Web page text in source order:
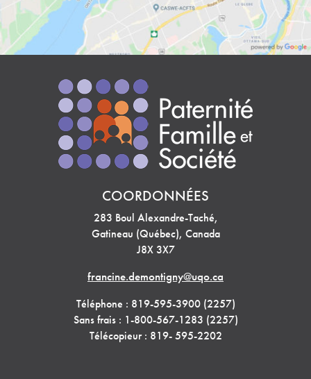
COORDONNÉES
283 Boul Alexandre-Taché,
Gatineau (Québec), Canada
J8X 3X7
francine.demontigny@uqo.ca
Téléphone : 819-595-3900 (2257)
Sans frais : 1-800-567-1283 (2257)
Télécopieur : 819- 595-2202